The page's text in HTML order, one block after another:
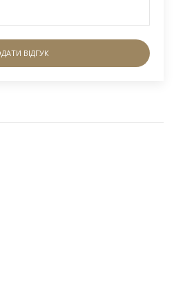
ВІДГУК